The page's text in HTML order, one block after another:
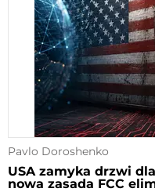
Pavlo Doroshenko
USA zamyka drzwi
nowa zasada FCC